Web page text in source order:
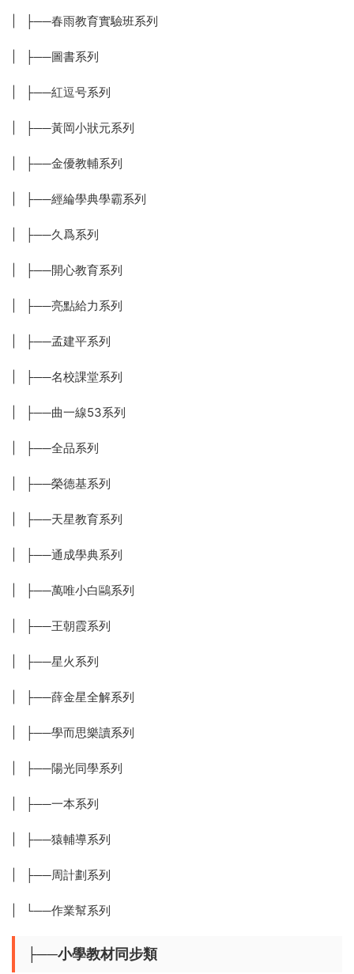
| ├──春雨教育實驗班系列
| ├──圖書系列
| ├──紅逗号系列
| ├──黃岡小狀元系列
| ├──金優教輔系列
| ├──經綸學典學霸系列
| ├──久爲系列
| ├──開心教育系列
| ├──亮點給力系列
| ├──孟建平系列
| ├──名校課堂系列
| ├──曲一線53系列
| ├──全品系列
| ├──榮德基系列
| ├──天星教育系列
| ├──通成學典系列
| ├──萬唯小白鷗系列
| ├──王朝霞系列
| ├──星火系列
| ├──薛金星全解系列
| ├──學而思樂讀系列
| ├──陽光同學系列
| ├──一本系列
| ├──猿輔導系列
| ├──周計劃系列
| └──作業幫系列
├──小學教材同步類